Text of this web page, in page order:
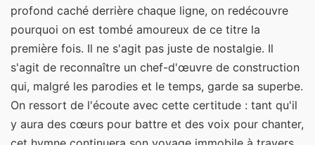
profond caché derrière chaque ligne, on redécouvre
pourquoi on est tombé amoureux de ce titre la
première fois. Il ne s'agit pas juste de nostalgie. Il
s'agit de reconnaître un chef-d'œuvre de construction
qui, malgré les parodies et le temps, garde sa superbe.
On ressort de l'écoute avec cette certitude : tant qu'il
y aura des cœurs pour battre et des voix pour chanter,